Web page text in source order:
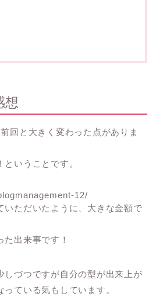
想
回と大きく変わった点がありま
ということです。
12/
いただいたように、大きな金額で
出来事です！
しづつですが自分の型が出来上が
ている気もしています。